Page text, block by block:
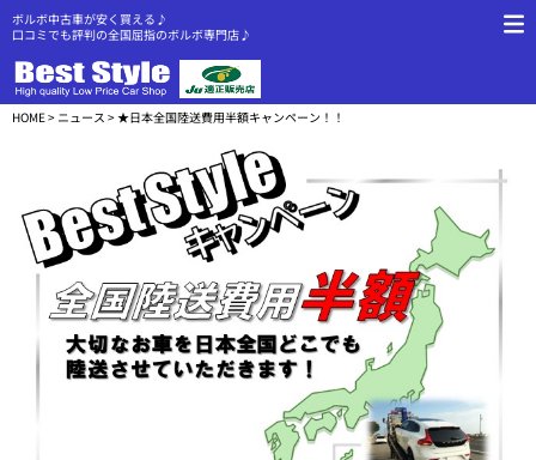
ボルボ中古車が安く買える♪
口コミでも評判の全国屈指のボルボ専門店♪
HOME> ニュース > ★日本全国陸送費用半額キャンペーン！！